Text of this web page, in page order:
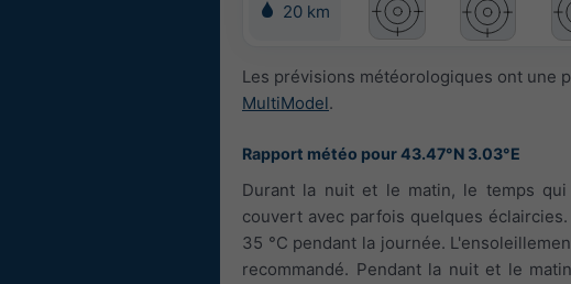
20 km
Les prévisions météorologiques ont une
MultiModel.
Rapport météo pour 43.47°N 3.03°E
Durant la nuit et le matin, le temps
couvert avec parfois quelques
35 °C pendant la journée.
recommandé. Pendant la nuit et le